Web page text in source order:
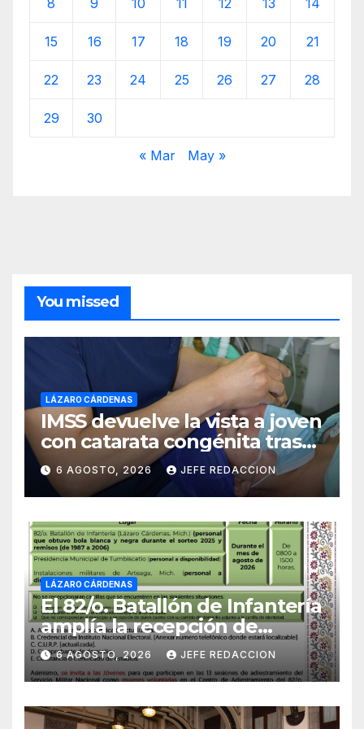
8 9 10 11 12 13 14
15 16 17 18 19 20 21
22 23 24 25 26 27 28
29 30
« Mar May »
You missed
LÁZARO CÁRDENAS
IMSS devuelve la vista a joven
con catarata congénita tras
23 años de limitación visual
6 AGOSTO, 2026 JEFE REDACCION
LÁZARO CÁRDENAS
El 82/o. Batallón de Infantería
amplía la recepción de
documentos para obtener La
Catilla del Servicio Militar
Nacional
6 AGOSTO, 2026 JEFE REDACCION